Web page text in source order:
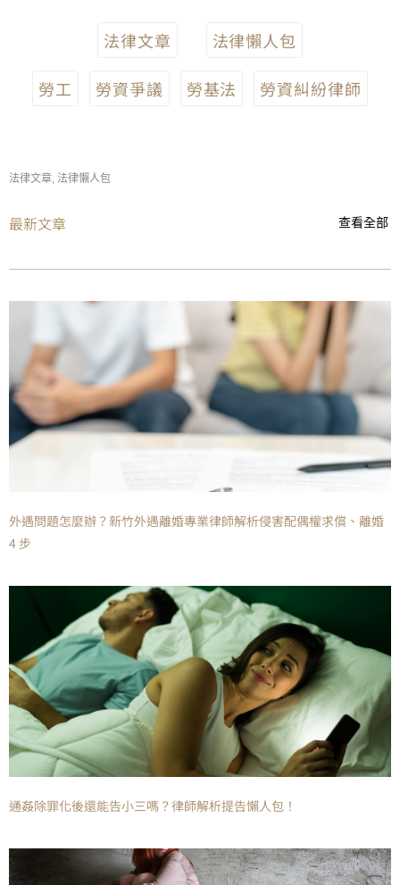
法律文章 法律懶人包
勞工 勞資爭議 勞基法 勞資糾紛律師
法律文章, 法律懶人包
最新文章 查看全部
外遇問題怎麼辦？新竹外遇離婚專業律師解析侵害配偶權求償、離婚
4 步
通姦除罪化後還能告小三嗎？律師解析提告懶人包！